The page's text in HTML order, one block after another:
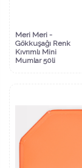
Meri Meri -
Gökkuşağı Renk
Kıvrımlı Mini
Mumlar 50li